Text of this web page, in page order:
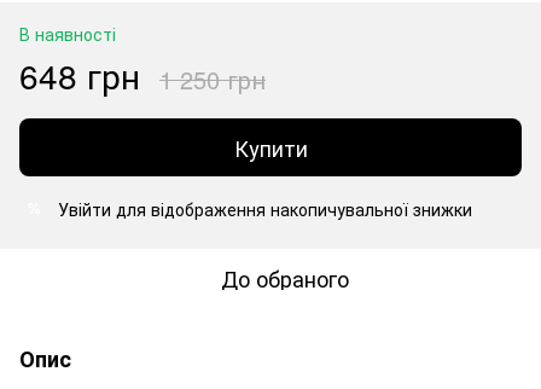
В наявності
648 грн 1 250 грн
Купити
Увійти для відображення накопичувальної знижки
До обраного
Опис